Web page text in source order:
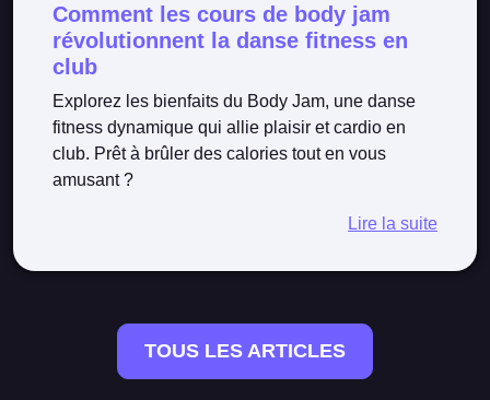
Comment les cours de body jam
révolutionnent la danse fitness en
club
Explorez les bienfaits du Body Jam, une danse
fitness dynamique qui allie plaisir et cardio en
club. Prêt à brûler des calories tout en vous
amusant ?
Lire la suite
TOUS LES ARTICLES